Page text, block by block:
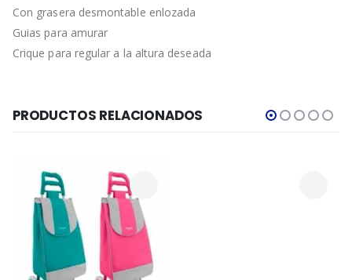
Con grasera desmontable enlozada
Guias para amurar
Crique para regular a la altura deseada
PRODUCTOS RELACIONADOS